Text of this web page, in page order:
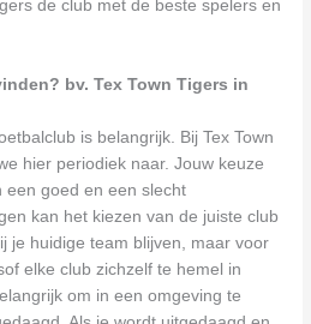
de club met de beste spelers en
bv. Tex Town Tigers in
is belangrijk. Bij Tex Town
hier periodiek naar. Jouw keuze
een goed en een slecht
kan het kiezen van de juiste club
je huidige team blijven, maar voor
elke club zichzelf te hemel in
om in een omgeving te